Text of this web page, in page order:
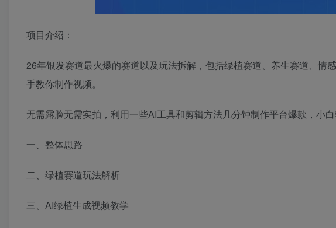
项目介绍：
26年银发赛道最火爆的赛道以及玩法拆解，包括绿植赛道、养生赛道、情
手教你制作视频。
无需露脸无需实拍，利用一些AI工具和剪辑方法几分钟制作平台爆款，小
一、整体思路
二、绿植赛道玩法解析
三、AI绿植生成视频教学